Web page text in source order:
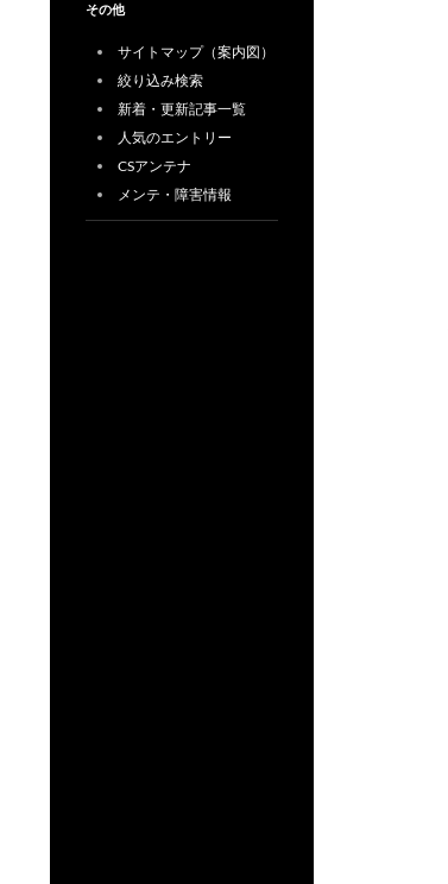
その他
サイトマップ（案内図）
絞り込み検索
新着・更新記事一覧
人気のエントリー
CSアンテナ
メンテ・障害情報